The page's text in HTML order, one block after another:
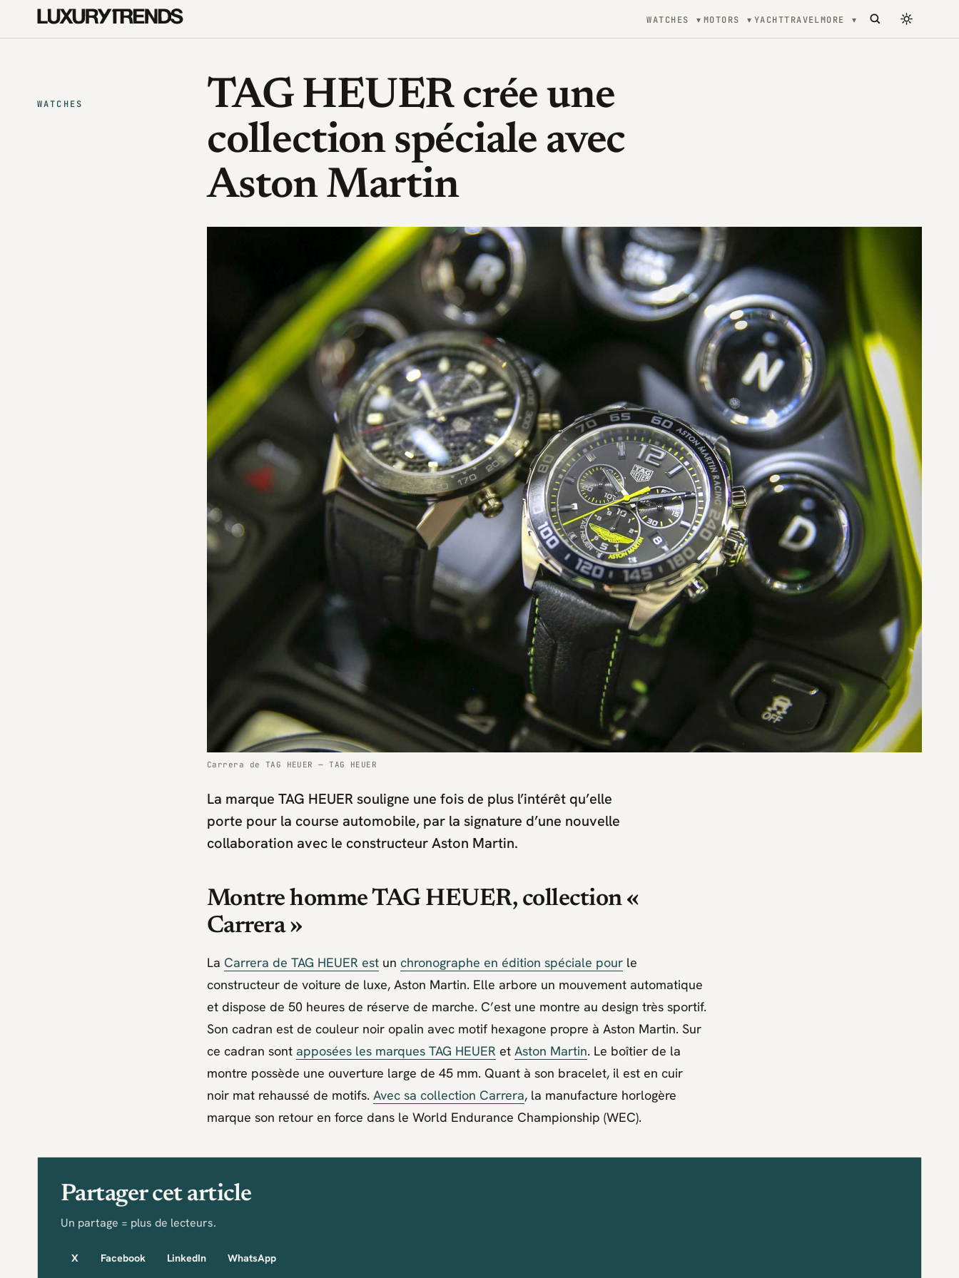
WATCHES MOTORS YACHTTRAVELMORE
WATCHES
TAG HEUER crée une
collection spéciale avec
Aston Martin
Carrera de TAG HEUER — TAG HEUER
La marque TAG HEUER souligne une fois de plus l’intérêt qu’elle
porte pour la course automobile, par la signature d’une nouvelle
collaboration avec le constructeur Aston Martin.
Montre homme TAG HEUER, collection «
Carrera »
La Carrera de TAG HEUER est un chronographe en édition spéciale pour le
constructeur de voiture de luxe, Aston Martin. Elle arbore un mouvement automatique
et dispose de 50 heures de réserve de marche. C’est une montre au design très sportif.
Son cadran est de couleur noir opalin avec motif hexagone propre à Aston Martin. Sur
ce cadran sont apposées les marques TAG HEUER et Aston Martin. Le boîtier de la
montre possède une ouverture large de 45 mm. Quant à son bracelet, il est en cuir
noir mat rehaussé de motifs. Avec sa collection Carrera, la manufacture horlogère
marque son retour en force dans le World Endurance Championship (WEC).
Partager cet article
Un partage = plus de lecteurs.
X Facebook LinkedIn WhatsApp